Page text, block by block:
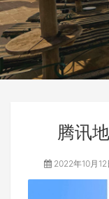
腾讯
2022年10月12